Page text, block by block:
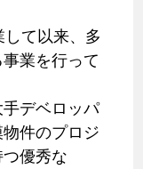
て以来、多
業を行って
デベロッパ
件のプロジ
優秀な